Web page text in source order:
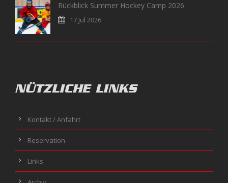
Rückblick Summer Hockey Camp 2026
17 Jul 2026
NÜTZLICHE LINKS
Kontakt / Anfahrt
Reservation
Links